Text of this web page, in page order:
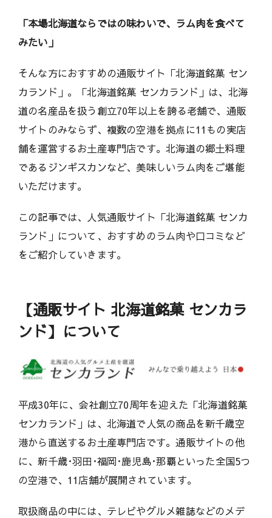
「本場北海道ならではの味わいで、ラム肉を食べて
みたい」
そんな方におすすめの通販サイト「北海道銘菓 セン
カランド」。「北海道銘菓 センカランド」は、北海
道の名産品を扱う創立70年以上を誇る老舗で、通販
サイトのみならず、複数の空港を拠点に11もの実店
舗を運営するお土産専門店です。北海道の郷土料理
であるジンギスカンなど、美味しいラム肉をご堪能
いただけます。
この記事では、人気通販サイト「北海道銘菓 センカ
ランド」について、おすすめのラム肉や口コミなど
をご紹介していきます。
【通販サイト 北海道銘菓 センカラ
ンド】について
平成30年に、会社創立70周年を迎えた「北海道銘菓
センカランド」は、北海道で人気の商品を新千歳空
港から直送するお土産専門店です。通販サイトの他
に、新千歳･羽田･福岡･鹿児島･那覇といった全国5つ
の空港で、11店舗が展開されています。
取扱商品の中には、テレビやグルメ雑誌などのメデ